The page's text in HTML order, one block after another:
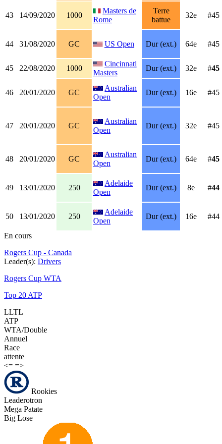
43 14/09/2020 1000
Masters de
Rome
Terre
battue
32e #45
44 31/08/2020 GC US Open Dur (ext.) 64e #45
45 22/08/2020 1000
Cincinnati
Masters
Dur (ext.) 32e #45
46 20/01/2020 GC
Australian
Open
Dur (ext.) 16e #45
47 20/01/2020 GC
Australian
Open
Dur (ext.) 32e #45
48 20/01/2020 GC
Australian
Open
Dur (ext.) 64e #45
49 13/01/2020 250
Adelaide
Open
Dur (ext.) 8e #44
50 13/01/2020 250
Adelaide
Open
Dur (ext.) 16e #44
En cours
Rogers Cup - Canada
Leader(s): Drivers
Rogers Cup WTA
Top 20 ATP
LLTL
ATP
WTA/Double
Annuel
Race
attente
<= =>
Rookies
Leaderotron
Mega Patate
Big Lose